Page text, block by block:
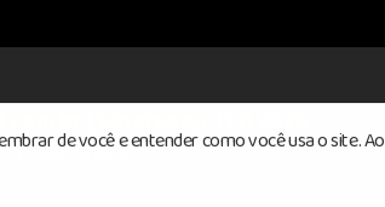
de você e entender como você usa o site.
| WhatsApp: (13) 2025-
reservados.